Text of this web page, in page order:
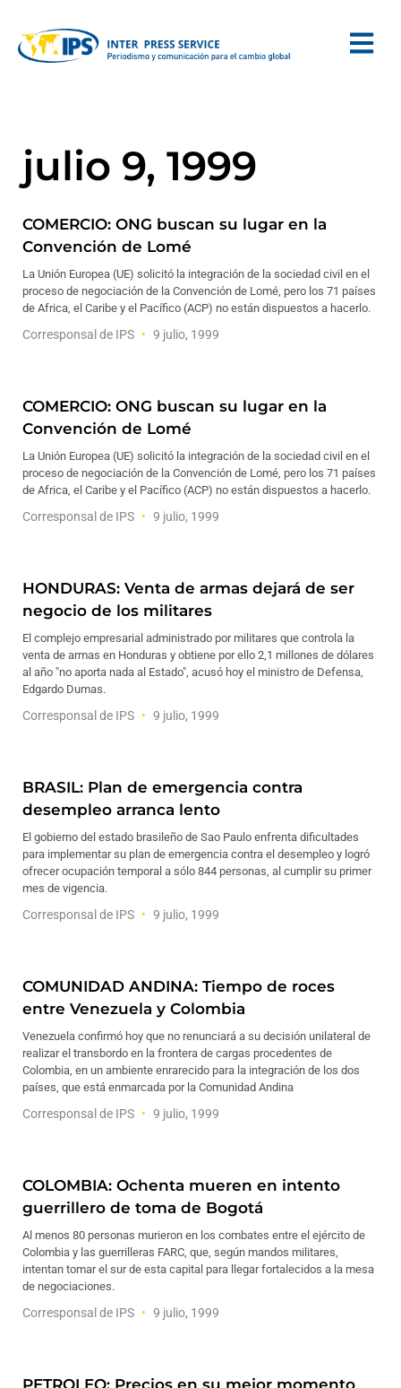
julio 9, 1999
COMERCIO: ONG buscan su lugar en la
Convención de Lomé
La Unión Europea (UE) solicitó la integración de la sociedad civil en el
proceso de negociación de la Convención de Lomé, pero los 71 países
de Africa, el Caribe y el Pacífico (ACP) no están dispuestos a hacerlo.
Corresponsal de IPS 9 julio, 1999
COMERCIO: ONG buscan su lugar en la
Convención de Lomé
La Unión Europea (UE) solicitó la integración de la sociedad civil en el
proceso de negociación de la Convención de Lomé, pero los 71 países
de Africa, el Caribe y el Pacífico (ACP) no están dispuestos a hacerlo.
Corresponsal de IPS 9 julio, 1999
HONDURAS: Venta de armas dejará de ser
negocio de los militares
El complejo empresarial administrado por militares que controla la
venta de armas en Honduras y obtiene por ello 2,1 millones de dólares
al año "no aporta nada al Estado", acusó hoy el ministro de Defensa,
Edgardo Dumas.
Corresponsal de IPS 9 julio, 1999
BRASIL: Plan de emergencia contra
desempleo arranca lento
El gobierno del estado brasileño de Sao Paulo enfrenta dificultades
para implementar su plan de emergencia contra el desempleo y logró
ofrecer ocupación temporal a sólo 844 personas, al cumplir su primer
mes de vigencia.
Corresponsal de IPS 9 julio, 1999
COMUNIDAD ANDINA: Tiempo de roces
entre Venezuela y Colombia
Venezuela confirmó hoy que no renunciará a su decisión unilateral de
realizar el transbordo en la frontera de cargas procedentes de
Colombia, en un ambiente enrarecido para la integración de los dos
países, que está enmarcada por la Comunidad Andina
Corresponsal de IPS 9 julio, 1999
COLOMBIA: Ochenta mueren en intento
guerrillero de toma de Bogotá
Al menos 80 personas murieron en los combates entre el ejército de
Colombia y las guerrilleras FARC, que, según mandos militares,
intentan tomar el sur de esta capital para llegar fortalecidos a la mesa
de negociaciones.
Corresponsal de IPS 9 julio, 1999
PETROLEO: Precios en su mejor momento